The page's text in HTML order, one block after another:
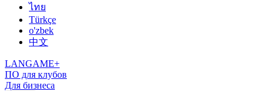
ไทย
Türkçe
o'zbek
中文
LANGAME+
ПО для клубов
Для бизнеса